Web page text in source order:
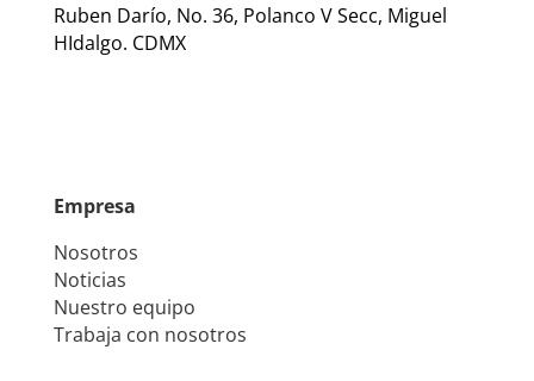
Ruben Darío, No. 36, Polanco V Secc, Miguel
HIdalgo. CDMX
Empresa
Nosotros
Noticias
Nuestro equipo
Trabaja con nosotros